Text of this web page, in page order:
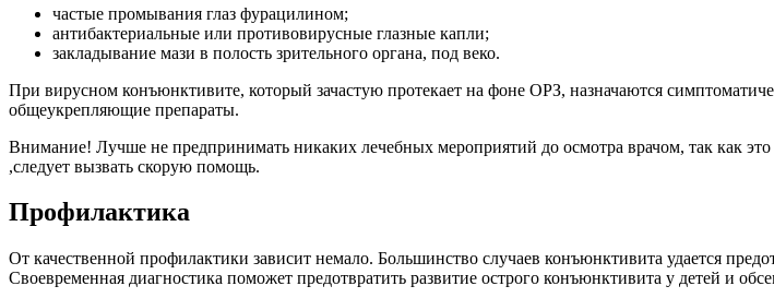
частые промывания глаз фурацилином;
антибактериальные или противовирусные глазные капли;
закладывание мази в полость зрительного органа, под веко.
При вирусном конъюнктивите, который зачастую протекает на фоне ОРЗ, назначаются
общеукрепляющие препараты.
Внимание! Лучше не предпринимать никаких лечебных мероприятий до осмотра врачом, так как
,следует вызвать скорую помощь.
Профилактика
От качественной профилактики зависит немало. Большинство случаев конъюнктивита удается
Своевременная диагностика поможет предотвратить развитие острого конъюнктивита у детей и